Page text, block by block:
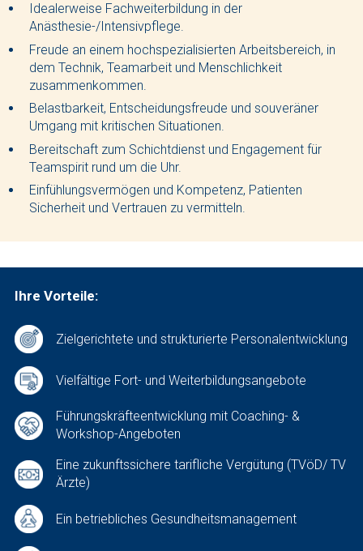
Idealerweise Fachweiterbildung in der
Anästhesie-/Intensivpflege.
Freude an einem hochspezialisierten Arbeitsbereich, in
dem Technik, Teamarbeit und Menschlichkeit
zusammenkommen.
Belastbarkeit, Entscheidungsfreude und souveräner
Umgang mit kritischen Situationen.
Bereitschaft zum Schichtdienst und Engagement für
Teamspirit rund um die Uhr.
Einfühlungsvermögen und Kompetenz, Patienten
Sicherheit und Vertrauen zu vermitteln.
Ihre Vorteile:
Zielgerichtete und strukturierte Personalentwicklung
Vielfältige Fort- und Weiterbildungsangebote
Führungskräfteentwicklung mit Coaching- &
Workshop-Angeboten
Eine zukunftssichere tarifliche Vergütung (TVöD/ TV
Ärzte)
Ein betriebliches Gesundheitsmanagement